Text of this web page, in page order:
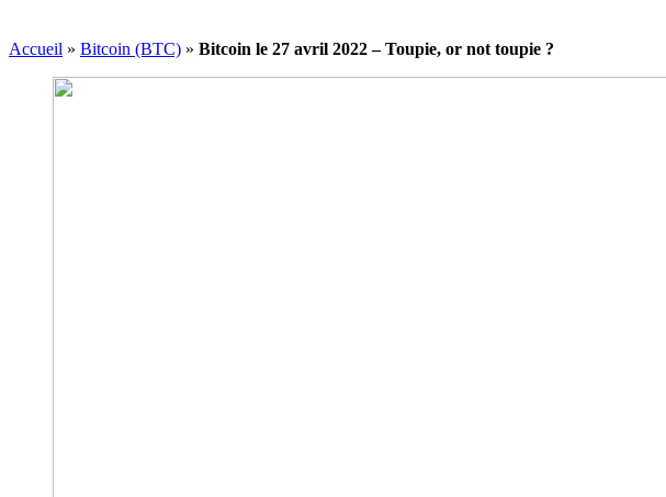
Accueil » Bitcoin (BTC) » Bitcoin le 27 avril 2022 – Toupie, or not toupie ?